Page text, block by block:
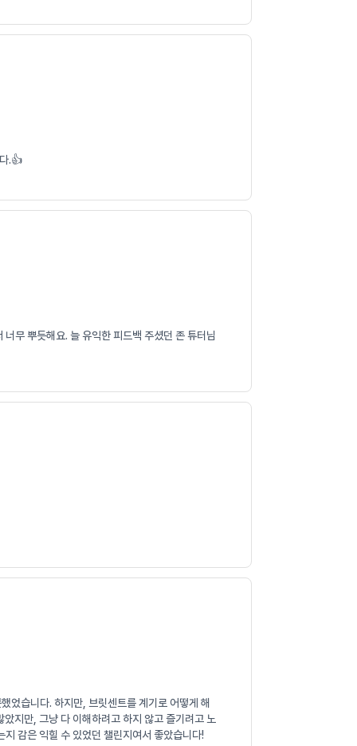
.👍
무 뿌듯해요. 늘 유익한 피드백 주셨던 존 튜터님
었습니다. 하지만, 브릿센트를 계기로 어떻게 해
지만, 그냥 다 이해하려고 하지 않고 즐기려고 노
감은 익힐 수 있었던 챌린지여서 좋았습니다!